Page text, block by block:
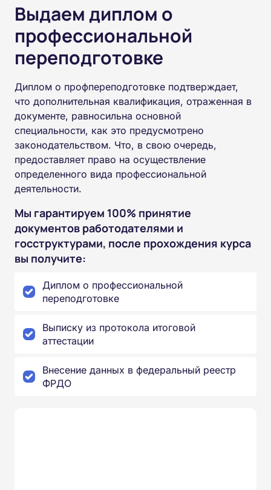
Выдаем диплом о
профессиональной
переподготовке
Диплом о профпереподготовке подтверждает,
что дополнительная квалификация, отраженная в
документе, равносильна основной
специальности, как это предусмотрено
законодательством. Что, в свою очередь,
предоставляет право на осуществление
определенного вида профессиональной
деятельности.
Мы гарантируем 100% принятие
документов работодателями и
госструктурами, после прохождения курса
вы получите:
Диплом о профессиональной
переподготовке
Выписку из протокола итоговой
аттестации
Внесение данных в федеральный реестр
ФРДО